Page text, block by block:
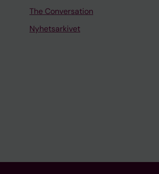
The Conversation
Nyhetsarkivet